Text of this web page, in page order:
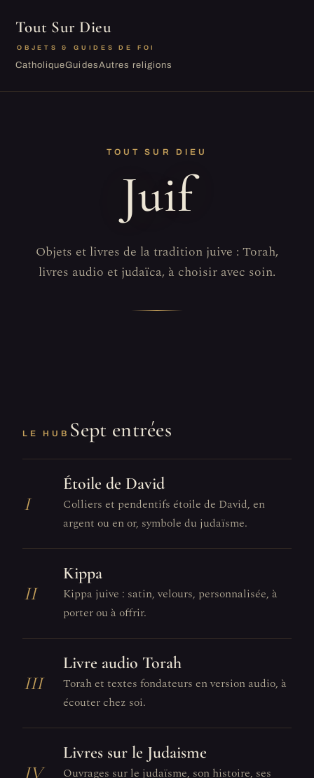
Tout Sur Dieu
OBJETS & GUIDES DE FOI
CatholiqueGuidesAutres religions
TOUT SUR DIEU
Juif
Objets et livres de la tradition juive : Torah,
livres audio et judaïca, à choisir avec soin.
LE HUB Sept entrées
I
Étoile de David
Colliers et pendentifs étoile de David, en
argent ou en or, symbole du judaïsme.
II
Kippa
Kippa juive : satin, velours, personnalisée, à
porter ou à offrir.
III
Livre audio Torah
Torah et textes fondateurs en version audio, à
écouter chez soi.
IV
Livres sur le Judaisme
Ouvrages sur le judaïsme, son histoire, ses